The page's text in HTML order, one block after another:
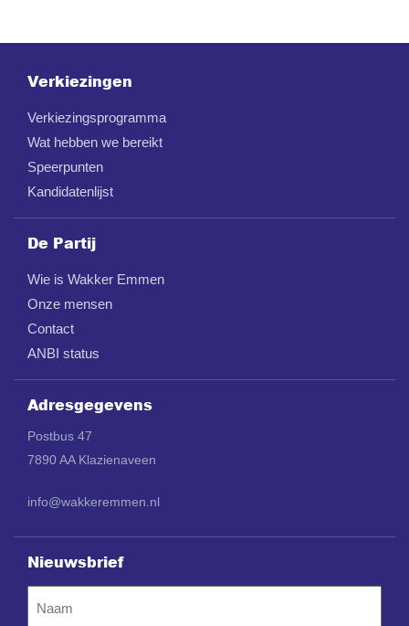
Verkiezingen
Verkiezingsprogramma
Wat hebben we bereikt
Speerpunten
Kandidatenlijst
De Partij
Wie is Wakker Emmen
Onze mensen
Contact
ANBI status
Adresgegevens
Postbus 47
7890 AA Klazienaveen
info@wakkeremmen.nl
Nieuwsbrief